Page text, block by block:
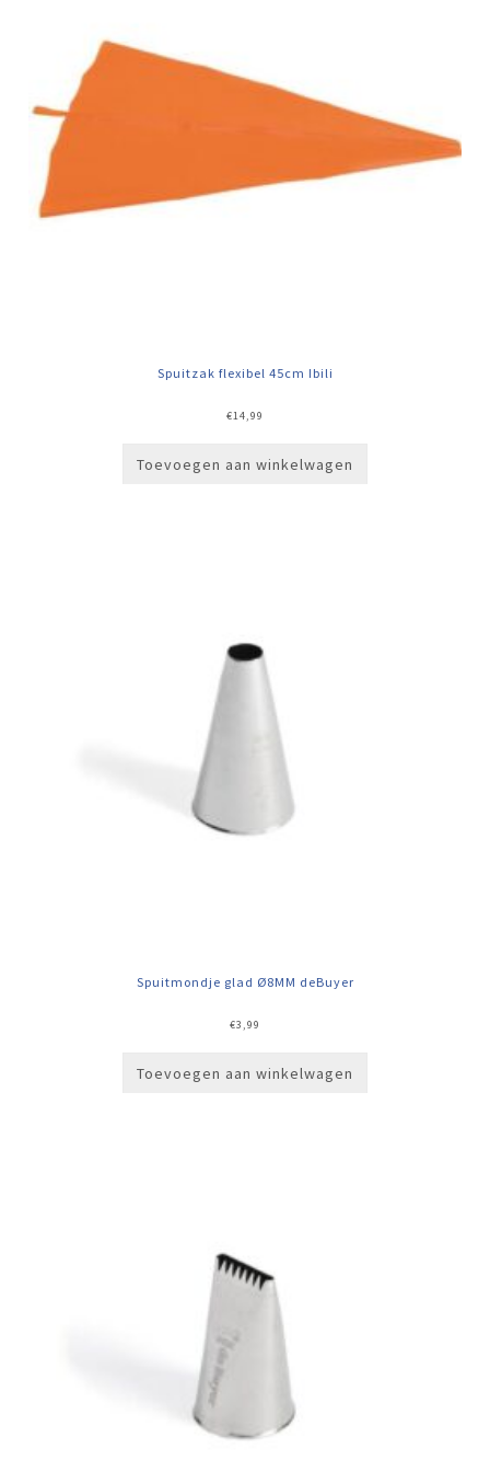
Spuitzak flexibel 45cm Ibili
€14,99
Toevoegen aan winkelwagen
Spuitmondje glad Ø8MM deBuyer
€3,99
Toevoegen aan winkelwagen